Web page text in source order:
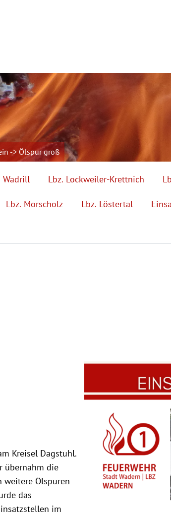
-> Ölspur groß
Wadrill Lbz. Lockweiler-Krettnich
Lbz. Morscholz Lbz. Löstertal
Kreisel Dagstuhl.
übernahm die
weitere Ölspuren
das
im